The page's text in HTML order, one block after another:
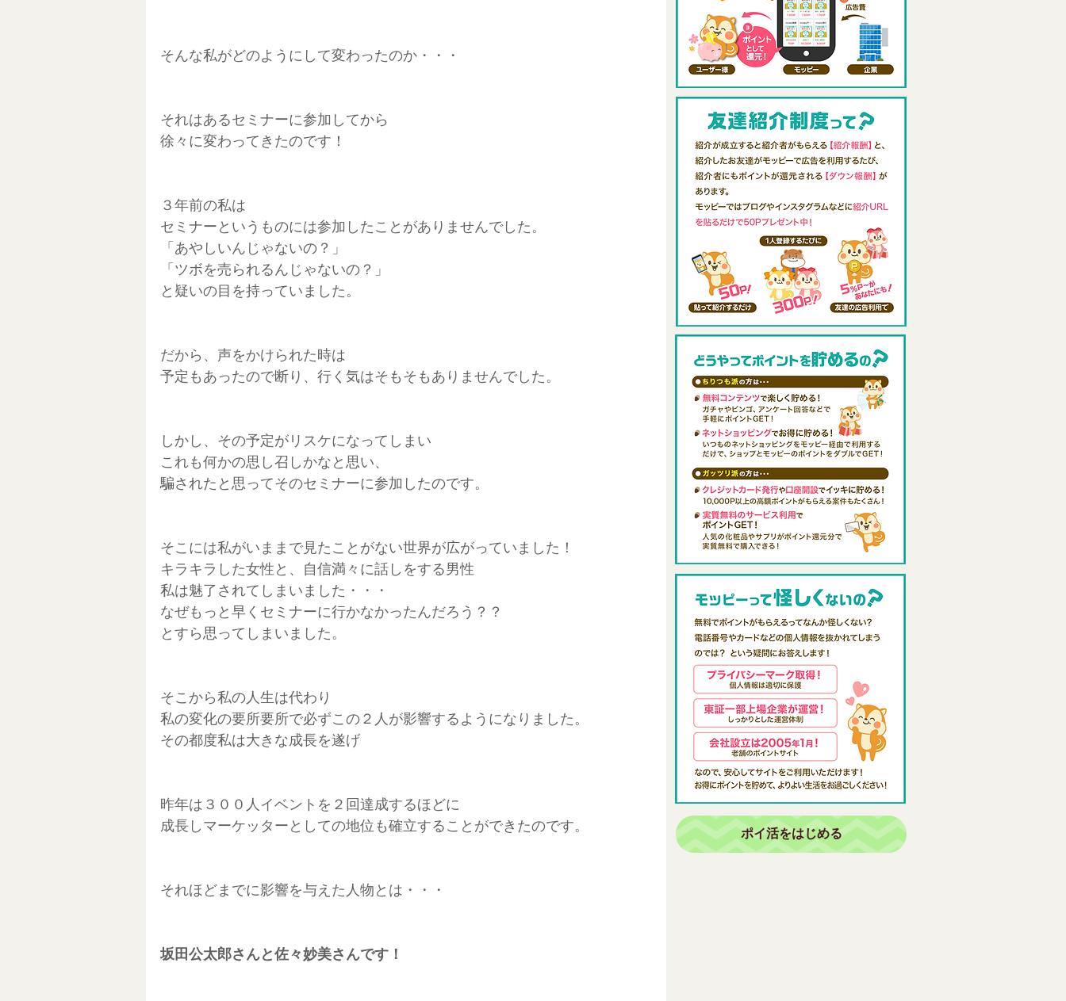
そんな私がどのようにして変わったのか・・・
それはあるセミナーに参加してから
徐々に変わってきたのです！
３年前の私は
セミナーというものには参加したことがありませんでした。
「あやしいんじゃないの？」
「ツボを売られるんじゃないの？」
と疑いの目を持っていました。
だから、声をかけられた時は
予定もあったので断り、行く気はそもそもありませんでした。
しかし、その予定がリスケになってしまい
これも何かの思し召しかなと思い、
騙されたと思ってそのセミナーに参加したのです。
そこには私がいままで見たことがない世界が広がっていました！
キラキラした女性と、自信満々に話しをする男性
私は魅了されてしまいました・・・
なぜもっと早くセミナーに行かなかったんだろう？？
とすら思ってしまいました。
そこから私の人生は代わり
私の変化の要所要所で必ずこの２人が影響するようになりました。
その都度私は大きな成長を遂げ
昨年は３００人イベントを２回達成するほどに
成長しマーケッターとしての地位も確立することができたのです。
それほどまでに影響を与えた人物とは・・・
坂田公太郎さんと佐々妙美さんです！
ポイ活をはじめる